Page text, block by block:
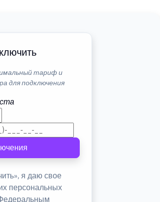
тариф и
для подключения
я даю свое
персональных